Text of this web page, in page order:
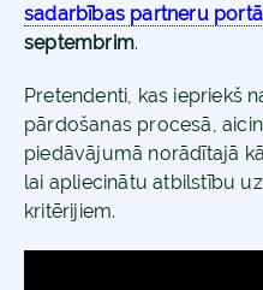
sadarbības partneru
septembrim.
Pretendenti, kas iepriekš
pārdošanas procesā,
piedāvājumā norādītajā
lai apliecinātu atbilstību
kritērijiem.